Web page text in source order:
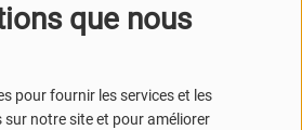
que nous
pour fournir les services et les
notre site et pour améliorer
- Spécial